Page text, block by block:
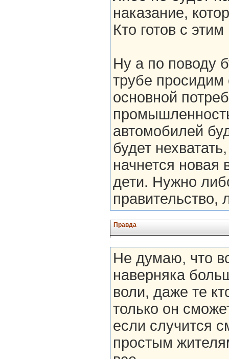
наказание,
Кто готов с
Ну а по поводу
трубе
основной
автомобилей
будет
начнется новая
дети. Нужно
правительство,
Правда
Не думаю, что
наверняка
воли, даже те
только он
если случится
простым